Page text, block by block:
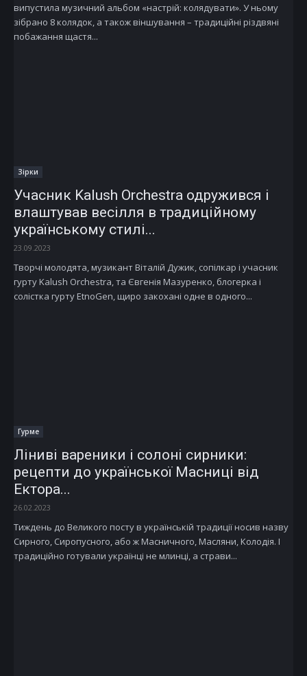
випустила музичний альбом «настрій: колядувати». У ньому
зібрано 8 колядок, а також віншування – традиційні різдвяні
побажання щастя...
Зірки
Учасник Kalush Orchestra одружився і
влаштував весілля в традиційному
українському стилі...
23.09.2023
Творчі молодята, музикант Віталій Дужик, сопілкар і учасник
гурту Kalush Orchestra, та Євгенія Мазуренко, блогерка і
солістка гурту EtnoGen, щиро закохані одне в одного...
Гурме
Ліниві вареники і солоні сирники:
рецепти до української Масниці від
Ектора...
26.02.2023
Тиждень до Великого посту в українській традиції носив назву
Сирного, Сиропусного, або ж Масничного, Масляни, Колодія. І
традиційно готували українці не млинці, а страви...